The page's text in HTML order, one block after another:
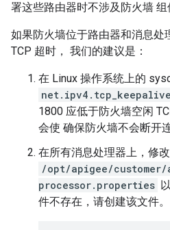
署这些路由器时不涉及防火墙 组
如果防火墙位于路由器和消息处
TCP 超时， 我们的建议是：
在 Linux 操作系统上的
1800 应低于防火墙空闲
会使 确保防火墙不会断开连
在所有消息处理器上，修改
/opt/apigee/
processor.properties
件不存在，请创建该文件。